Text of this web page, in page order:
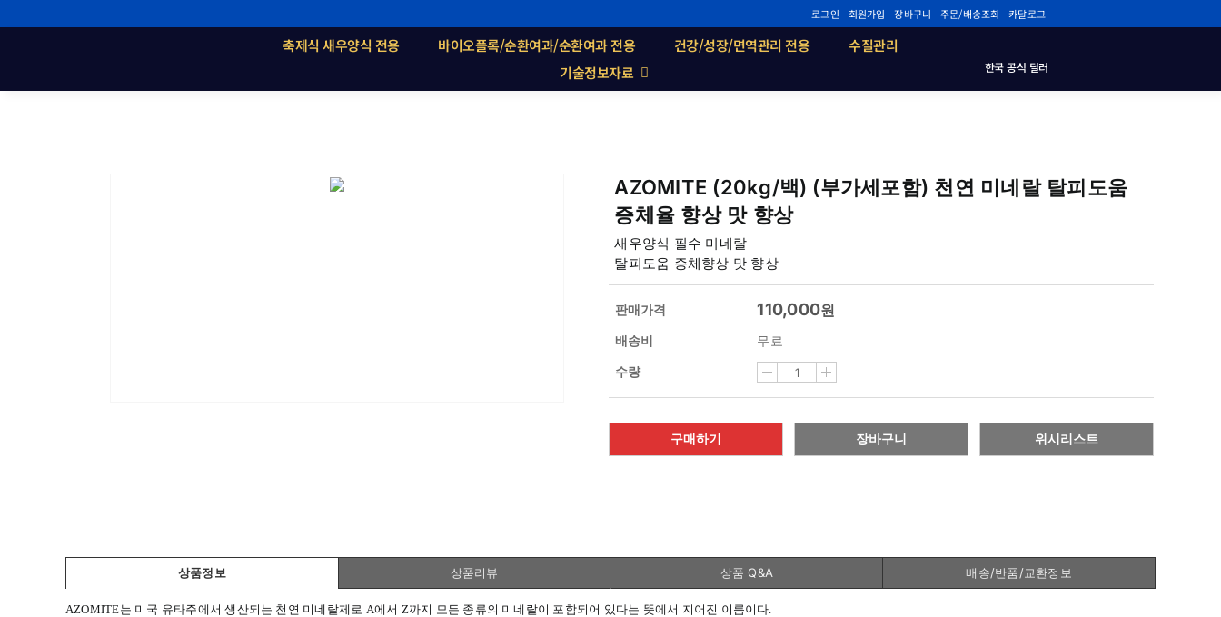
로그인 회원가입 장바구니 주문/배송조회 카달로그
축제식 새우양식 전용 바이오플록/순환여과/순환여과 전용 건강/성장/면역관리 전용
수질관리
기술정보자료
한국 공식 딜러
AZOMITE (20kg/백) (부가세포함) 천연 미네랄 탈피도움
증체율 향상 맛 향상
새우양식 필수 미네랄
탈피도움 증체향상 맛 향상
판매가격 110,000원
배송비
무료
수량
구매하기 장바구니 위시리스트
상품정보 상품리뷰 상품 Q&A 배송/반품/교환정보
AZOMITE는 미국 유타주에서 생산되는 천연 미네랄제로 A에서 Z까지 모든 종류의 미네랄이 포함되어 있다는 뜻에서 지어진 이름이다.